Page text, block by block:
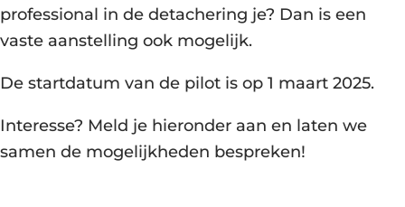
professional in de detachering je? Dan is een
vaste aanstelling ook mogelijk.
De startdatum van de pilot is op 1 maart 2025.
Interesse? Meld je hieronder aan en laten we
samen de mogelijkheden bespreken!